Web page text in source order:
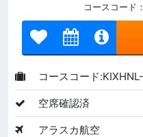
コースコード
コースコード
空席確認済
アラスカ航空